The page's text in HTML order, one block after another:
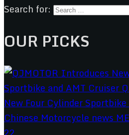
Search for:
OUR PICKS